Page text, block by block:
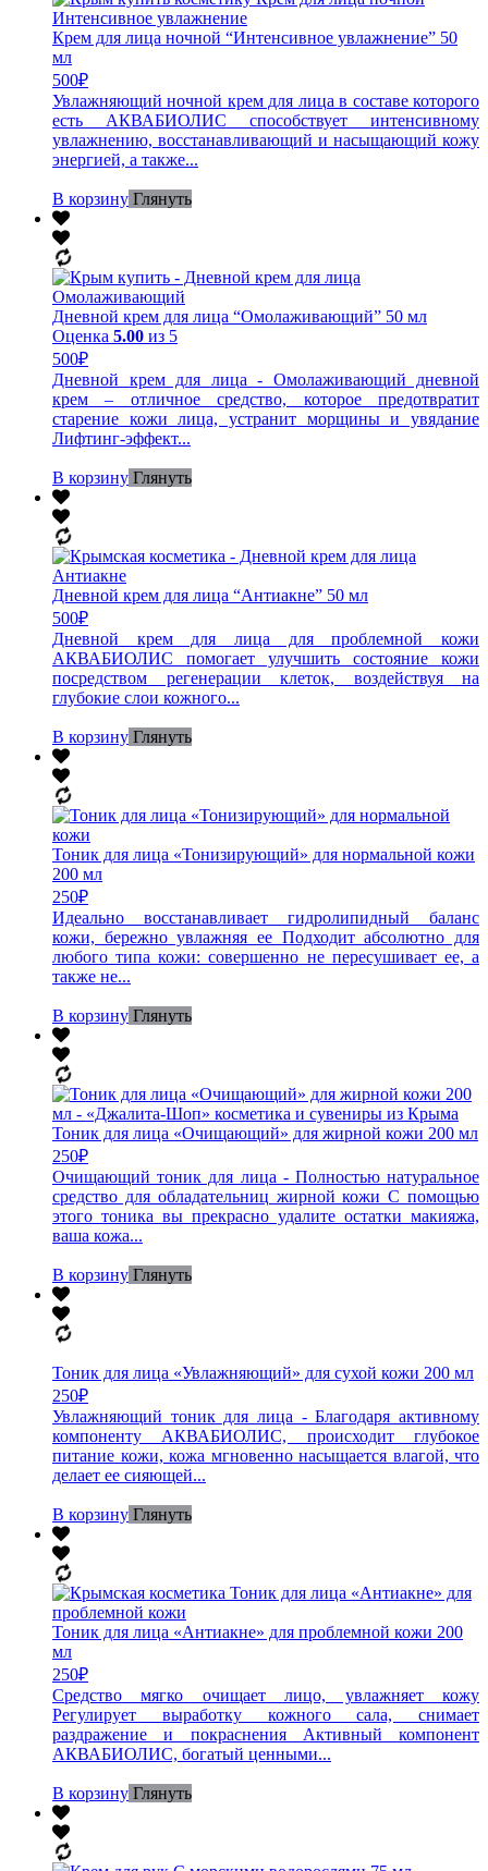
Крем для лица ночной “Интенсивное увлажнение” 50
мл
500₽
Увлажняющий ночной крем для лица в составе которого
есть АКВАБИОЛИС способствует интенсивному
увлажнению, восстанавливающий и насыщающий кожу
энергией, а также...
В корзину Глянуть
Дневной крем для лица “Омолаживающий” 50 мл
Оценка 5.00 из 5
500₽
Дневной крем для лица - Омолаживающий дневной
крем – отличное средство, которое предотвратит
старение кожи лица, устранит морщины и увядание
Лифтинг-эффект...
В корзину Глянуть
Дневной крем для лица “Антиакне” 50 мл
500₽
Дневной крем для лица для проблемной кожи
АКВАБИОЛИС помогает улучшить состояние кожи
посредством регенерации клеток, воздействуя на
глубокие слои кожного...
В корзину Глянуть
Тоник для лица «Тонизирующий» для нормальной кожи
200 мл
250₽
Идеально восстанавливает гидролипидный баланс
кожи, бережно увлажняя ее Подходит абсолютно для
любого типа кожи: совершенно не пересушивает ее, а
также не...
В корзину Глянуть
Тоник для лица «Очищающий» для жирной кожи 200 мл
250₽
Очищающий тоник для лица - Полностью натуральное
средство для обладательниц жирной кожи С помощью
этого тоника вы прекрасно удалите остатки макияжа,
ваша кожа...
В корзину Глянуть
Тоник для лица «Увлажняющий» для сухой кожи 200 мл
250₽
Увлажняющий тоник для лица - Благодаря активному
компоненту АКВАБИОЛИС, происходит глубокое
питание кожи, кожа мгновенно насыщается влагой, что
делает ее сияющей...
В корзину Глянуть
Тоник для лица «Антиакне» для проблемной кожи 200
мл
250₽
Средство мягко очищает лицо, увлажняет кожу
Регулирует выработку кожного сала, снимает
раздражение и покраснения Активный компонент
АКВАБИОЛИС, богатый ценными...
В корзину Глянуть